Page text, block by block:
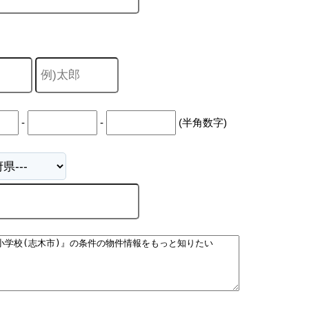
- - (半角数字)